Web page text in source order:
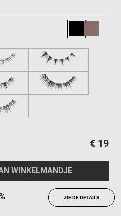
€ 19
WINKELMANDJE
ZIE DE DETAILS